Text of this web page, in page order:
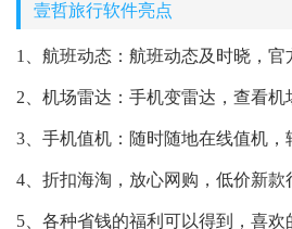
壹哲旅行软件亮点
1、航班动态：航班动态及时晓，官
2、机场雷达：手机变雷达，查看机
3、手机值机：随时随地在线值机，
4、折扣海淘，放心网购，低价新款
5、各种省钱的福利可以得到，喜欢